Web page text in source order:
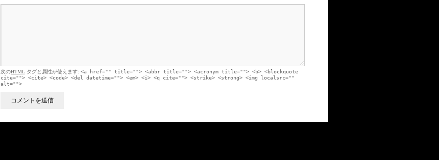
次のHTML タグと属性が使えます: <a href="" title=""> <abbr title=""> <acronym title=""> <b> <blockquote
cite=""> <cite> <code> <del datetime=""> <em> <i> <q cite=""> <strike> <strong> <img localsrc=""
alt="">